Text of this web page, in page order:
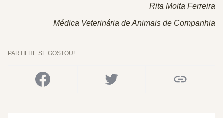
Rita Moita Ferreira
Médica Veterinária de Animais de Companhia
PARTILHE SE GOSTOU!